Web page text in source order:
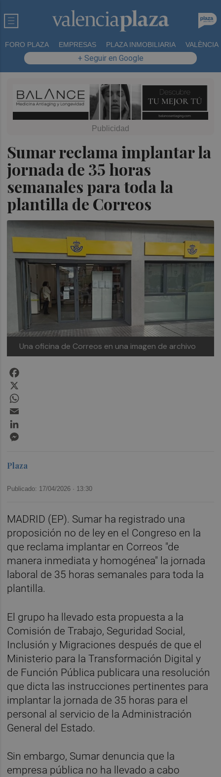
FORO PLAZA EMPRESAS PLAZA INMOBILIARIA VALÈNCIA
+ Seguir en Google
Sumar reclama implantar la
jornada de 35 horas
semanales para toda la
plantilla de Correos
Una oficina de Correos en una imagen de archivo
Plaza
Publicado: 17/04/2026 · 13:30
MADRID (EP). Sumar ha registrado una
proposición no de ley en el Congreso en la
que reclama implantar en Correos "de
manera inmediata y homogénea" la jornada
laboral de 35 horas semanales para toda la
plantilla.
El grupo ha llevado esta propuesta a la
Comisión de Trabajo, Seguridad Social,
Inclusión y Migraciones después de que el
Ministerio para la Transformación Digital y
de Función Pública publicara una resolución
que dicta las instrucciones pertinentes para
implantar la jornada de 35 horas para el
personal al servicio de la Administración
General del Estado.
Sin embargo, Sumar denuncia que la
empresa pública no ha llevado a cabo